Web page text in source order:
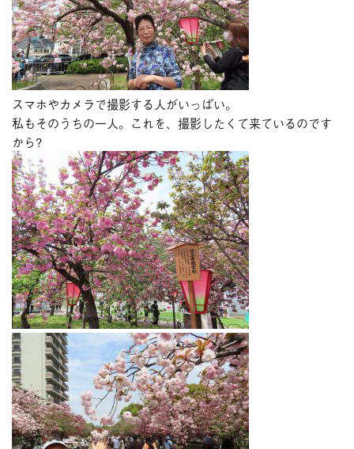
スマホやカメラで撮影する人がいっぱい。
私もそのうちの一人。これを、撮影したくて来ているのです
から?